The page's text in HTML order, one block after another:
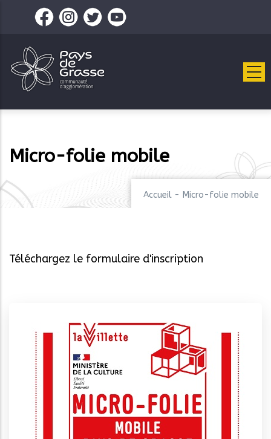
contenu
principal
Micro-folie mobile
Accueil - Micro-folie mobile
Téléchargez le formulaire d'inscription